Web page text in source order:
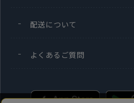
配送について
よくあるご質問